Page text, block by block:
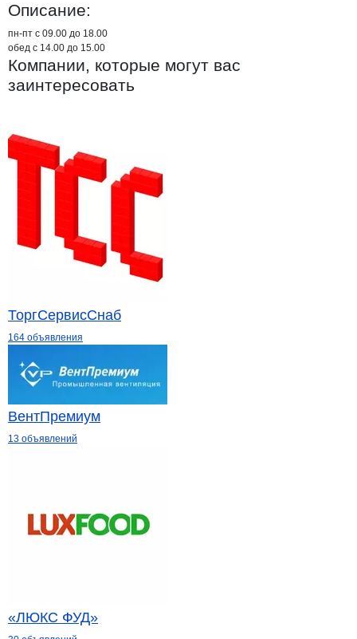
Описание:
пн-пт с 09.00 до 18.00
обед с 14.00 до 15.00
Компании, которые могут вас
заинтересовать
ТоргСервисСнаб
164 объявления
ВентПремиум
13 объявлений
«ЛЮКС ФУД»